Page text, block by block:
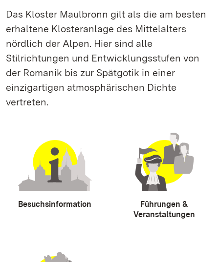
Das Kloster Maulbronn gilt als die am besten
erhaltene Klosteranlage des Mittelalters
nördlich der Alpen. Hier sind alle
Stilrichtungen und Entwicklungsstufen von
der Romanik bis zur Spätgotik in einer
einzigartigen atmosphärischen Dichte
vertreten.
Besuchsinformation
Führungen &
Veranstaltungen